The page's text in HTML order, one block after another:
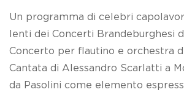
Un programma di celebri
lenti dei Concerti Brandeburghesi
Concerto per flautino e orchestra
Cantata di Alessandro Scarlatti a
da Pasolini come elemento